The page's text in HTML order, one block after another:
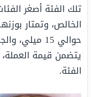
تلك الفئة أصغر
الخالص، وتمتار
حوالي 15
يتضمن قيمة
الفئة.